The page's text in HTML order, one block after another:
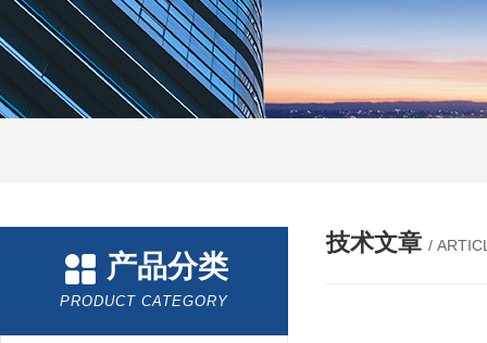
产品分类
PRODUCT CATEGORY
技术文章 /